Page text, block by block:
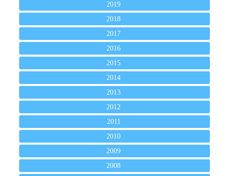
2019
2018
2017
2016
2015
2014
2013
2012
2011
2010
2009
2008